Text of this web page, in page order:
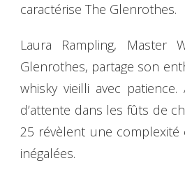
caractérise The Glenrothes.
Laura Rampling, Master
Glenrothes, partage son
whisky vieilli avec
d’attente dans les fûts de
25 révèlent une
inégalées.